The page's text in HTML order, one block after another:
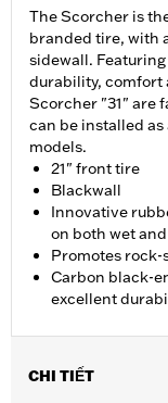
The Scorcher is
branded tire, with
sidewall.
durability, comfort
Scorcher "31" are
can be installed
models.
21" front tire
Blackwall
Innovative
on both wet
Promotes
Carbon black-
excellent
CHI TIẾT